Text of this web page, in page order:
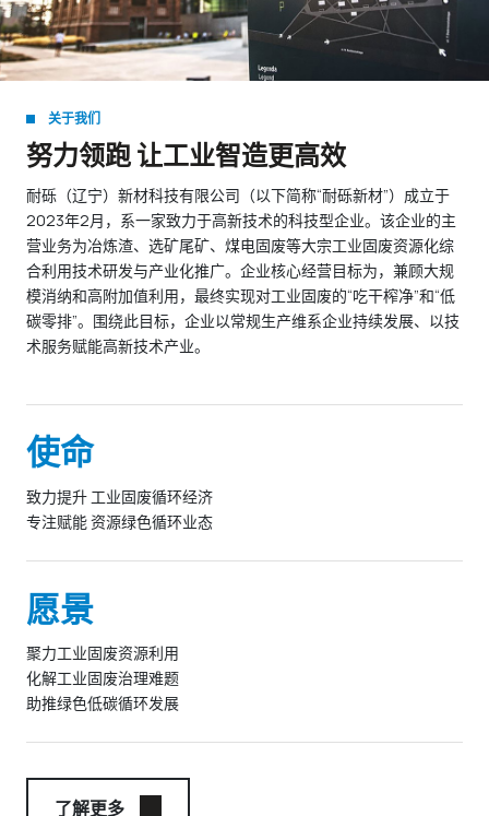
关于我们
努力领跑 让工业智造更高效
耐砾（辽宁）新材科技有限公司（以下简称“耐砾新材”）成立于
2023年2月，系一家致力于高新技术的科技型企业。该企业的主
营业务为冶炼渣、选矿尾矿、煤电固废等大宗工业固废资源化综
合利用技术研发与产业化推广。企业核心经营目标为，兼顾大规
模消纳和高附加值利用，最终实现对工业固废的“吃干榨净”和“低
碳零排”。围绕此目标，企业以常规生产维系企业持续发展、以技
术服务赋能高新技术产业。
使命
致力提升 工业固废循环经济
专注赋能 资源绿色循环业态
愿景
聚力工业固废资源利用
化解工业固废治理难题
助推绿色低碳循环发展
了解更多